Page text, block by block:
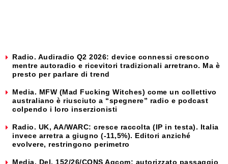
Radio. Audiradio Q2 2026: device connessi crescono
mentre autoradio e ricevitori tradizionali arretrano. Ma è
presto per parlare di trend
Media. MFW (Mad Fucking Witches) come un collettivo
australiano è riusciuto a “spegnere” radio e podcast
colpendo i loro inserzionisti
Radio. UK, AA/WARC: cresce raccolta (IP in testa). Italia
invece arretra a giugno (-11,5%). Editori anziché
evolvere, restringono perimetro
Media. Del. 152/26/CONS Agcom: autorizzato passaggio